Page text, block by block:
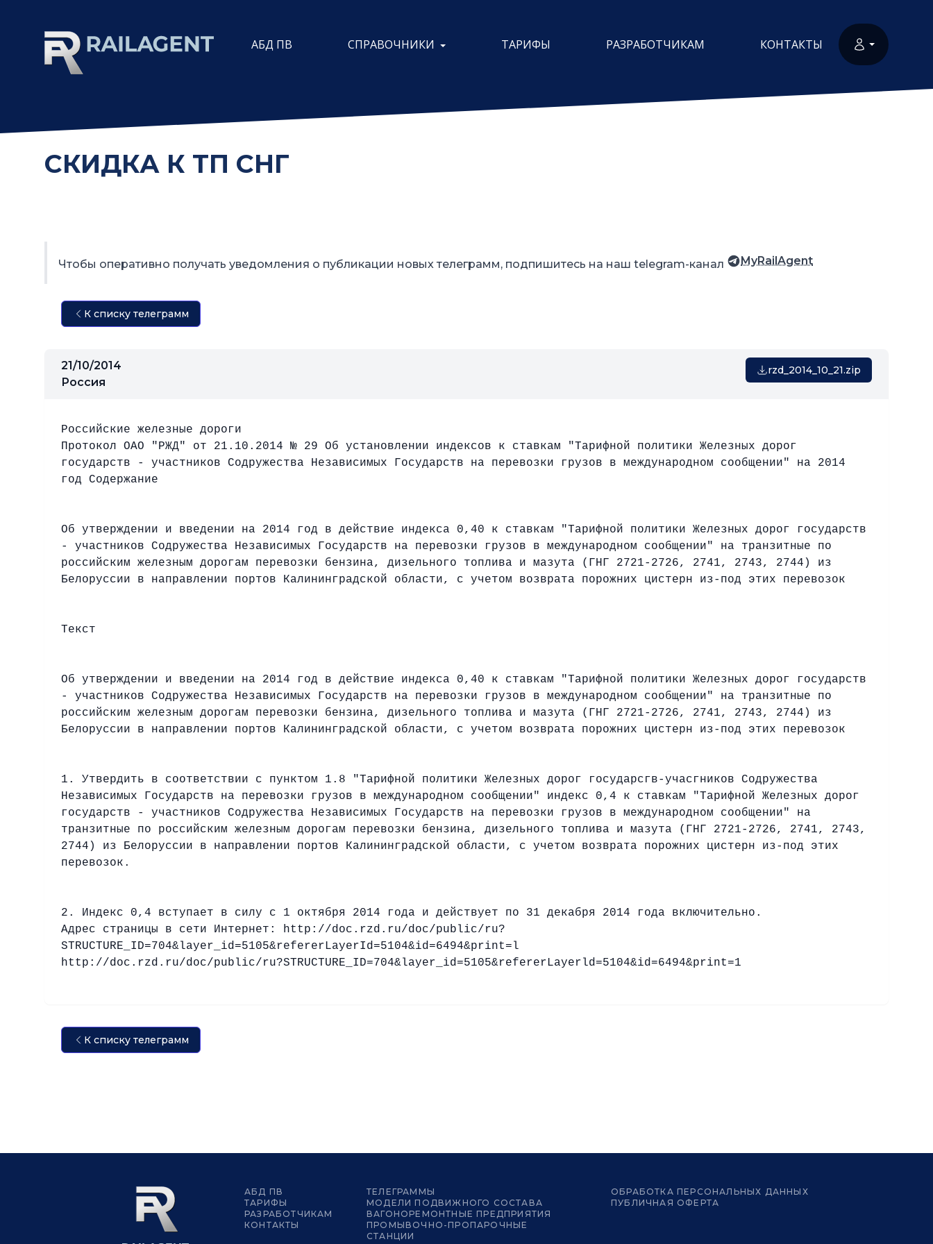
АБД ПВ СПРАВОЧНИКИ ТАРИФЫ РАЗРАБОТЧИКАМ КОНТАКТЫ
СКИДКА К ТП СНГ
Чтобы оперативно получать уведомления о публикации новых телеграмм, подпишитесь на наш telegram-канал MyRailAgent
К списку телеграмм
21/10/2014
Россия
rzd_2014_10_21.zip
Российские железные дороги
Протокол ОАО "РЖД" от 21.10.2014 № 29 Об установлении индексов к ставкам "Тарифной политики Железных дорог
государств - участников Содружества Независимых Государств на перевозки грузов в международном сообщении" на 2014
год Содержание
Об утверждении и введении на 2014 год в действие индекса 0,40 к ставкам "Тарифной политики Железных дорог государств
- участников Содружества Независимых Государств на перевозки грузов в международном сообщении" на транзитные по
российским железным дорогам перевозки бензина, дизельного топлива и мазута (ГНГ 2721-2726, 2741, 2743, 2744) из
Белоруссии в направлении портов Калининградской области, с учетом возврата порожних цистерн из-под этих перевозок
Текст
Об утверждении и введении на 2014 год в действие индекса 0,40 к ставкам "Тарифной политики Железных дорог государств
- участников Содружества Независимых Государств на перевозки грузов в международном сообщении" на транзитные по
российским железным дорогам перевозки бензина, дизельного топлива и мазута (ГНГ 2721-2726, 2741, 2743, 2744) из
Белоруссии в направлении портов Калининградской области, с учетом возврата порожних цистерн из-под этих перевозок
1. Утвердить в соответствии с пунктом 1.8 "Тарифной политики Железных дорог государсгв-учасгников Содружества
Независимых Государств на перевозки грузов в международном сообщении" индекс 0,4 к ставкам "Тарифной Железных дорог
государств - участников Содружества Независимых Государств на перевозки грузов в международном сообщении" на
транзитные по российским железным дорогам перевозки бензина, дизельного топлива и мазута (ГНГ 2721-2726, 2741, 2743,
2744) из Белоруссии в направлении портов Калининградской области, с учетом возврата порожних цистерн из-под этих
перевозок.
2. Индекс 0,4 вступает в силу с 1 октября 2014 года и действует по 31 декабря 2014 года включительно.
Адрес страницы в сети Интернет: http://doc.rzd.ru/doc/public/ru?
STRUCTURE_ID=704&layer_id=5105&refererLayerId=5104&id=6494&print=l
http://doc.rzd.ru/doc/public/ru?STRUCTURE_ID=704&layer_id=5105&refererLayerld=5104&id=6494&print=1
К списку телеграмм
АБД ПВ
ТАРИФЫ
РАЗРАБОТЧИКАМ
КОНТАКТЫ
ТЕЛЕГРАММЫ
МОДЕЛИ ПОДВИЖНОГО СОСТАВА
ВАГОНОРЕМОНТНЫЕ ПРЕДПРИЯТИЯ
ПРОМЫВОЧНО-ПРОПАРОЧНЫЕ
СТАНЦИИ
ОБРАБОТКА ПЕРСОНАЛЬНЫХ ДАННЫХ
ПУБЛИЧНАЯ ОФЕРТА